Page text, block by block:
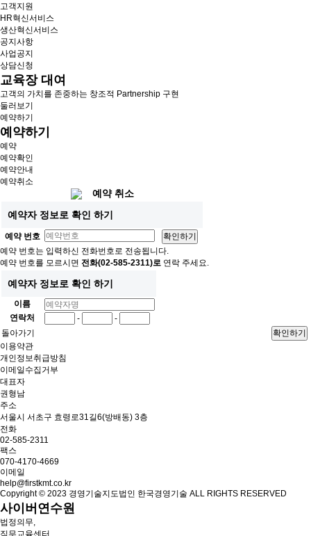
고객지원
HR혁신서비스
생산혁신서비스
공지사항
사업공지
상담신청
교육장 대여
고객의 가치를 존중하는 창조적 Partnership 구현
둘러보기
예약하기
예약하기
예약
예약확인
예약안내
예약취소
예약 취소
예약자 정보로 확인 하기
예약 번호
예약 번호는 입력하신 전화번호로 전송됩니다.
예약 번호를 모르시면 전화(02-585-2311)로 연락 주세요.
예약자 정보로 확인 하기
이름
연락처
-
-
돌아가기
이용약관
개인정보취급방침
이메일수집거부
대표자
권형남
주소
서울시 서초구 효령로31길6(방배동) 3층
전화
02-585-2311
팩스
070-4170-4669
이메일
help@firstkmt.co.kr
Copyright © 2023 경영기술지도법인 한국경영기술 ALL RIGHTS RESERVED
사이버연수원
법정의무,
직무교육센터